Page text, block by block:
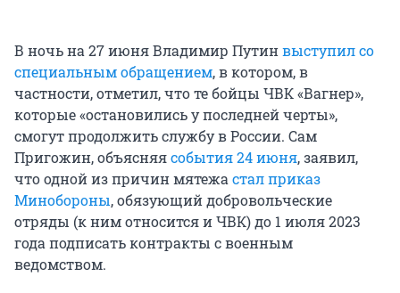
В ночь на 27 июня Владимир Путинвыступил со
специальным обращением, в котором, в
частности, отметил, что те бойцы ЧВК «Вагнер»,
которые «остановились у последней черты»,
смогут продолжить службу в России. Сам
Пригожин, объясняясобытия 24 июня, заявил,
что одной из причин мятежа стал приказ
Минобороны, обязующий добровольческие
отряды (к ним относится и ЧВК) до 1 июля 2023
года подписать контракты с военным
ведомством.